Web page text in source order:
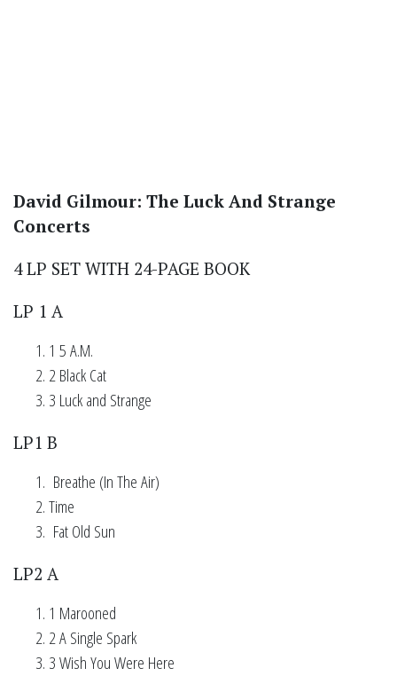
David Gilmour: The Luck And Strange
Concerts
4 LP SET WITH 24-PAGE BOOK
LP 1 A
1 5 A.M.
2 Black Cat
3 Luck and Strange
LP1 B
Breathe (In The Air)
Time
Fat Old Sun
LP2 A
1 Marooned
2 A Single Spark
3 Wish You Were Here